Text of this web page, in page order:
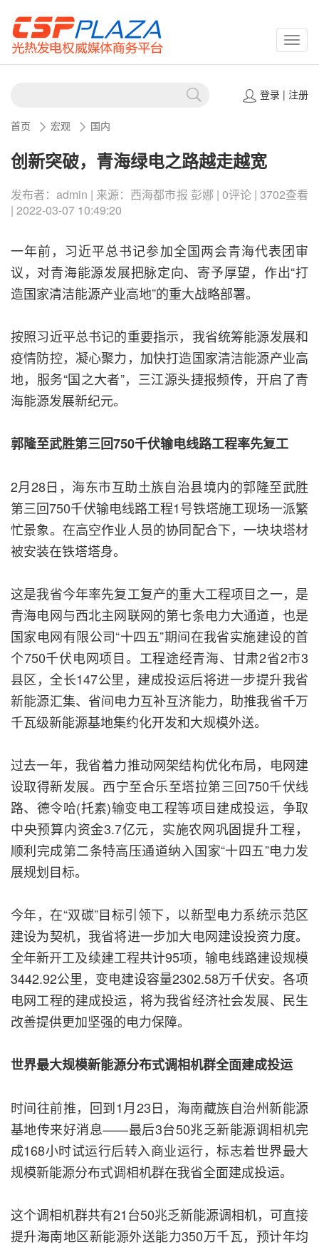
登录| 注册
首页 宏观 国内
创新突破，青海绿电之路越走越宽
发布者：admin | 来源：西海都市报 彭娜 | 0评论 | 3702查看
| 2022-03-07 10:49:20
一年前，习近平总书记参加全国两会青海代表团审
议，对青海能源发展把脉定向、寄予厚望，作出“打
造国家清洁能源产业高地”的重大战略部署。
按照习近平总书记的重要指示，我省统筹能源发展和
疫情防控，凝心聚力，加快打造国家清洁能源产业高
地，服务“国之大者”，三江源头捷报频传，开启了青
海能源发展新纪元。
郭隆至武胜第三回750千伏输电线路工程率先复工
2月28日，海东市互助土族自治县境内的郭隆至武胜
第三回750千伏输电线路工程1号铁塔施工现场一派繁
忙景象。在高空作业人员的协同配合下，一块块塔材
被安装在铁塔塔身。
这是我省今年率先复工复产的重大工程项目之一，是
青海电网与西北主网联网的第七条电力大通道，也是
国家电网有限公司“十四五”期间在我省实施建设的首
个750千伏电网项目。工程途经青海、甘肃2省2市3
县区，全长147公里，建成投运后将进一步提升我省
新能源汇集、省间电力互补互济能力，助推我省千万
千瓦级新能源基地集约化开发和大规模外送。
过去一年，我省着力推动网架结构优化布局，电网建
设取得新发展。西宁至合乐至塔拉第三回750千伏线
路、德令哈(托素)输变电工程等项目建成投运，争取
中央预算内资金3.7亿元，实施农网巩固提升工程，
顺利完成第二条特高压通道纳入国家“十四五”电力发
展规划目标。
今年，在“双碳”目标引领下，以新型电力系统示范区
建设为契机，我省将进一步加大电网建设投资力度。
全年新开工及续建工程共计95项，输电线路建设规模
3442.92公里，变电建设容量2302.58万千伏安。各项
电网工程的建成投运，将为我省经济社会发展、民生
改善提供更加坚强的电力保障。
世界最大规模新能源分布式调相机群全面建成投运
时间往前推，回到1月23日，海南藏族自治州新能源
基地传来好消息——最后3台50兆乏新能源调相机完
成168小时试运行后转入商业运行，标志着世界最大
规模新能源分布式调相机群在我省全面建成投运。
这个调相机群共有21台50兆乏新能源调相机，可直接
提升海南地区新能源外送能力350万千瓦，预计年均